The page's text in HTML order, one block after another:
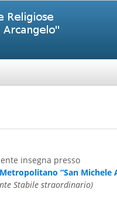
insegna presso
Metropolitano “San Michele
Stabile straordinario)